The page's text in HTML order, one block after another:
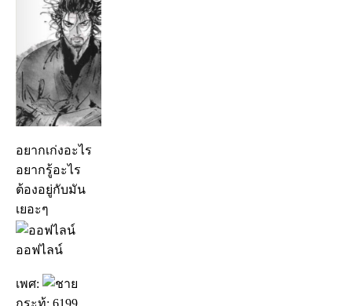
อยากเก่งอะไร
อยากรู้อะไร
ต้องอยู่กับมัน
เยอะๆ
ออฟไลน์
เพศ:
กระทู้: 6199